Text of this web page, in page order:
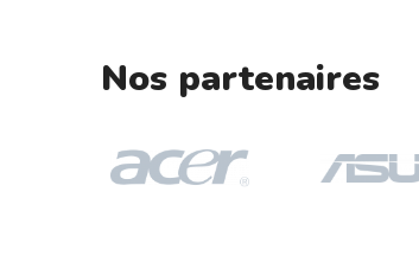
Nos partenaires